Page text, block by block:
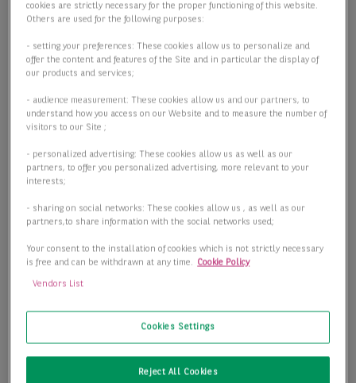
cookies are strictly necessary for the proper functioning of this website.
Others are used for the following purposes:
- setting your preferences: These cookies allow us to personalize and
offer the content and features of the Site and in particular the display of
our products and services;
- audience measurement: These cookies allow us and our partners, to
understand how you access on our Website and to measure the number of
visitors to our Site ;
- personalized advertising: These cookies allow us as well as our
partners, to offer you personalized advertising, more relevant to your
interests;
- sharing on social networks: These cookies allow us , as well as our
partners,to share information with the social networks used;
Your consent to the installation of cookies which is not strictly necessary
is free and can be withdrawn at any time. Cookie Policy
Vendors List
Cookies Settings
Reject All Cookies